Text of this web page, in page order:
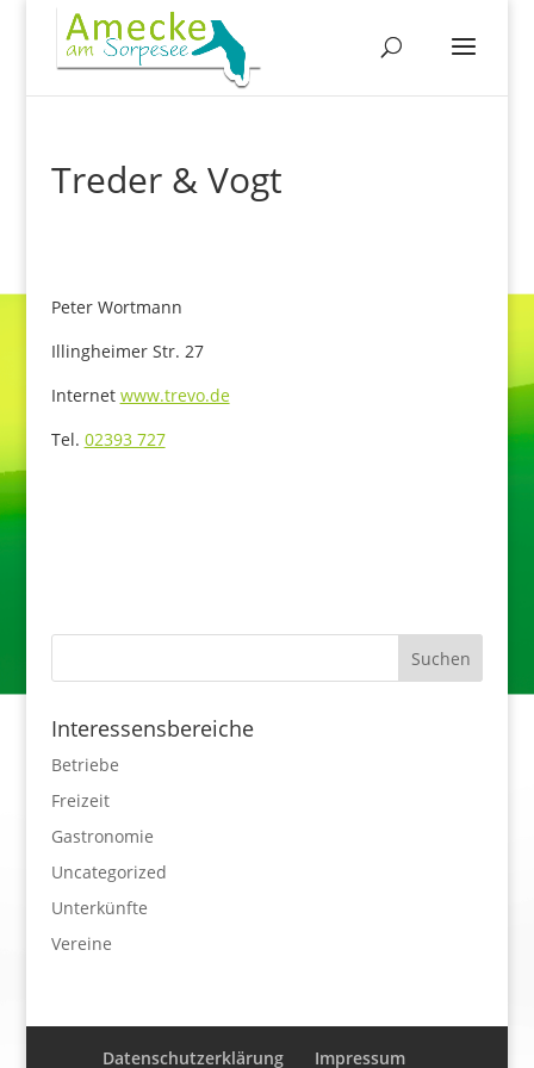
Treder & Vogt
Peter Wortmann
Illingheimer Str. 27
Internet www.trevo.de
Tel. 02393 727
Interessensbereiche
Betriebe
Freizeit
Gastronomie
Uncategorized
Unterkünfte
Vereine
Datenschutzerklärung Impressum